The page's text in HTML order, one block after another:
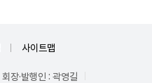
사이트맵
회장·발행인 : 곽영길